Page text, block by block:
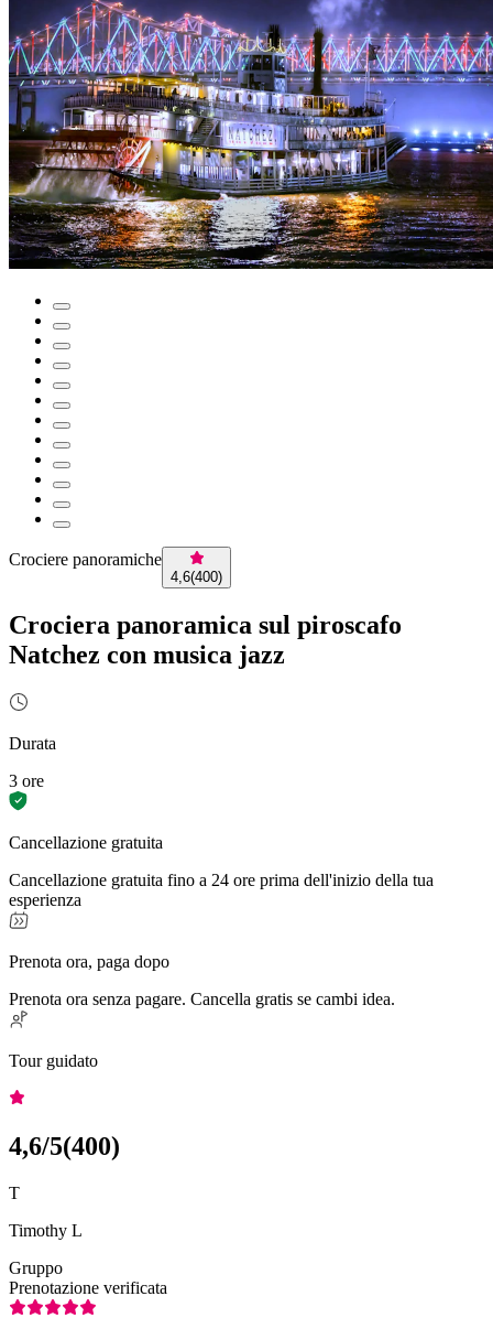
Crociere panoramiche
4,6(400)
Crociera panoramica sul piroscafo
Natchez con musica jazz
Durata
3 ore
Cancellazione gratuita
Cancellazione gratuita fino a 24 ore prima dell'inizio della tua
esperienza
Prenota ora, paga dopo
Prenota ora senza pagare. Cancella gratis se cambi idea.
Tour guidato
4,6/5(400)
T
Timothy L
Gruppo
Prenotazione verificata